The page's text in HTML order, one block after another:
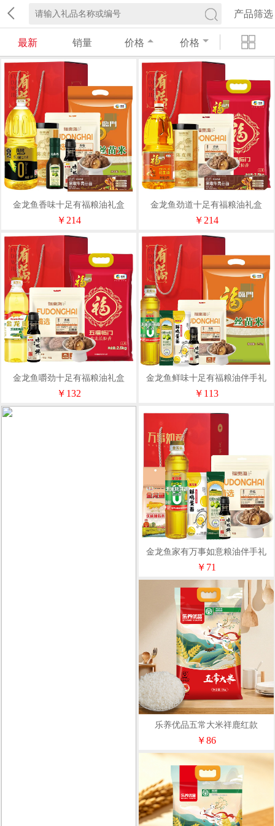
产品筛选
最新 销量 价格 价格
金龙鱼香味十足有福粮油礼盒
￥214
金龙鱼劲道十足有福粮油礼盒
￥214
金龙鱼嚼劲十足有福粮油礼盒
￥132
金龙鱼鲜味十足有福粮油伴手礼
￥113
金龙鱼家有万事如意粮油伴手礼
￥71
乐养优品五常大米祥鹿红款
5KG（单层真空）
￥86